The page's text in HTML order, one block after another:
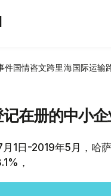
件国情咨文跨里海国际运输
在册的中小
1日-2019年5月，哈
，